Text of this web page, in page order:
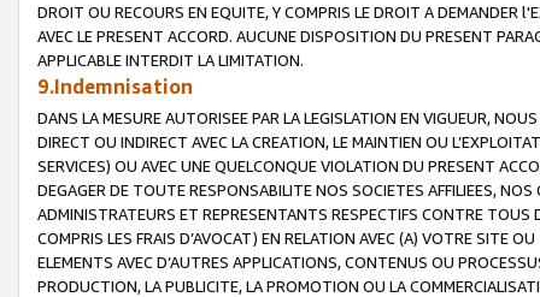
DROIT OU RECOURS EN EQUITE, Y COMPRIS LE DROIT A DEMANDER
AVEC LE PRESENT ACCORD. AUCUNE DISPOSITION DU PRESENT
APPLICABLE INTERDIT LA LIMITATION.
9.Indemnisation
DANS LA MESURE AUTORISEE PAR LA LEGISLATION EN VIGUEUR,
DIRECT OU INDIRECT AVEC LA CREATION, LE MAINTIEN OU
SERVICES) OU AVEC UNE QUELCONQUE VIOLATION DU PRESENT
DEGAGER DE TOUTE RESPONSABILITE NOS SOCIETES AFFILIEES,
ADMINISTRATEURS ET REPRESENTANTS RESPECTIFS CONTRE
COMPRIS LES FRAIS D’AVOCAT) EN RELATION AVEC (A) VOTRE SITE
ELEMENTS AVEC D’AUTRES APPLICATIONS, CONTENUS OU
PRODUCTION, LA PUBLICITE, LA PROMOTION OU LA